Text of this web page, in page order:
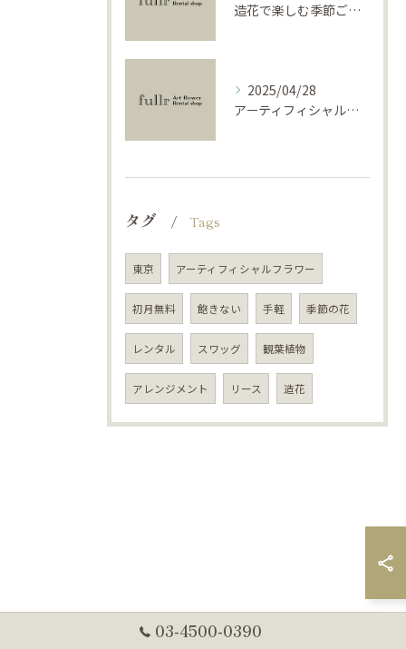
造花で楽しむ季節ごとのインテリア
2025/04/28
アーティフィシャルフラワーで学ぶ基礎と活用法
タグ Tags
東京 アーティフィシャルフラワー
初月無料 飽きない 手軽 季節の花
レンタル スワッグ 観葉植物
アレンジメント リース 造花
03-4500-0390